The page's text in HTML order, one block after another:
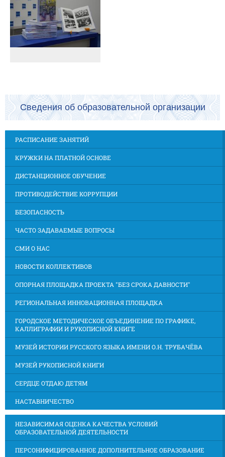
Сведения об образовательной организации
РАСПИСАНИЕ ЗАНЯТИЙ
КРУЖКИ НА ПЛАТНОЙ ОСНОВЕ
ДИСТАНЦИОННОЕ ОБУЧЕНИЕ
ПРОТИВОДЕЙСТВИЕ КОРРУПЦИИ
БЕЗОПАСНОСТЬ
ЧАСТО ЗАДАВАЕМЫЕ ВОПРОСЫ
СМИ О НАС
НОВОСТИ КОЛЛЕКТИВОВ
ОПОРНАЯ ПЛОЩАДКА ПРОЕКТА "БЕЗ СРОКА ДАВНОСТИ"
РЕГИОНАЛЬНАЯ ИННОВАЦИОННАЯ ПЛОЩАДКА
ГОРОДСКОЕ МЕТОДИЧЕСКОЕ ОБЪЕДИНЕНИЕ ПО ГРАФИКЕ,
КАЛЛИГРАФИИ И РУКОПИСНОЙ КНИГЕ
МУЗЕЙ ИСТОРИИ РУССКОГО ЯЗЫКА ИМЕНИ О.Н. ТРУБАЧЁВА
МУЗЕЙ РУКОПИСНОЙ КНИГИ
СЕРДЦЕ ОТДАЮ ДЕТЯМ
НАСТАВНИЧЕСТВО
НЕЗАВИСИМАЯ ОЦЕНКА КАЧЕСТВА УСЛОВИЙ
ОБРАЗОВАТЕЛЬНОЙ ДЕЯТЕЛЬНОСТИ
ПЕРСОНИФИЦИРОВАННОЕ ДОПОЛНИТЕЛЬНОЕ ОБРАЗОВАНИЕ